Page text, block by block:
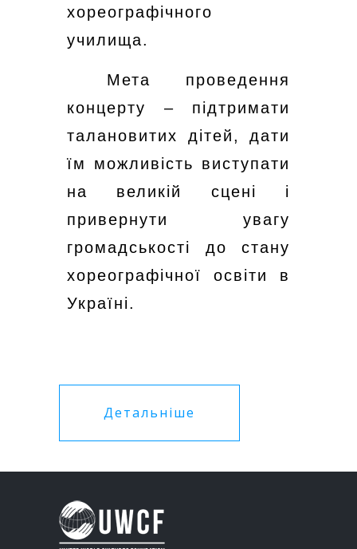
хореографічного
училища.
Мета проведення
концерту – підтримати
талановитих дітей, дати
їм можливість виступати
на великій сцені і
привернути увагу
громадськості до стану
хореографічної освіти в
Україні.
Детальніше